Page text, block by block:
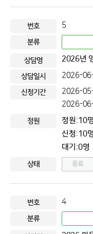
5
2026년
2026-
2026-
2026-
정원:10명
신청:10명
대기:0명
종료
4